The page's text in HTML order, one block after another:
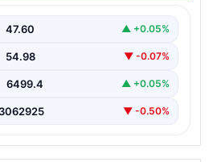
sonra başlayan orman yangını
47.60 ▲ +0.05%
54.98 ▼ -0.07%
6499.4 ▲ +0.05%
3062925 ▼ -0.50%